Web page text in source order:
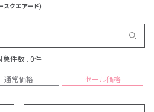
スクエアード)
象件数 : 0件
通常価格 セール価格